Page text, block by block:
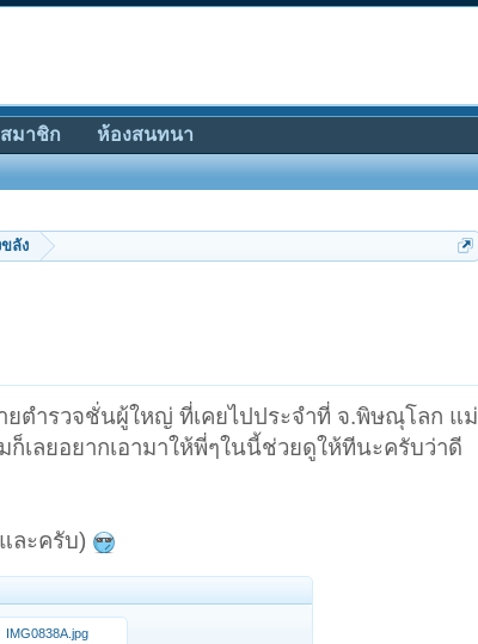
ลัง
ตำรวจชั่นผู้ใหญ่ ที่เคยไปประจำที่ จ.พิษณุโลก แม่
เลยอยากเอามาให้พี่ๆในนี้ช่วยดูให้ทีนะครับว่าดี
ละครับ)
IMG0838A.jpg
สมาชิก ห้องสนทนา